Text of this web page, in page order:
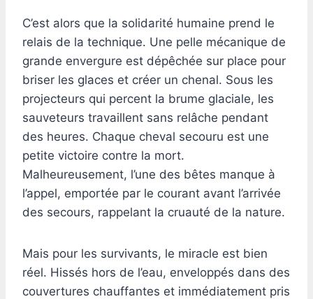
C’est alors que la solidarité humaine prend le
relais de la technique. Une pelle mécanique de
grande envergure est dépêchée sur place pour
briser les glaces et créer un chenal. Sous les
projecteurs qui percent la brume glaciale, les
sauveteurs travaillent sans relâche pendant
des heures. Chaque cheval secouru est une
petite victoire contre la mort.
Malheureusement, l’une des bêtes manque à
l’appel, emportée par le courant avant l’arrivée
des secours, rappelant la cruauté de la nature.
Mais pour les survivants, le miracle est bien
réel. Hissés hors de l’eau, enveloppés dans des
couvertures chauffantes et immédiatement pris